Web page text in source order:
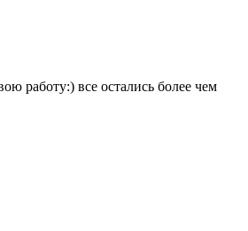
работу:) все остались более чем